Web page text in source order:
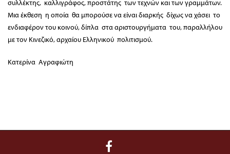
συλλέκτης, καλλιγράφος, προστάτης των τεχνών και των γραμμάτων.
Μια έκθεση η οποία θα μπορούσε να είναι διαρκής δίχως να χάσει το
ενδιαφέρον του κοινού, δίπλα στα αριστουργήματα του, παραλλήλου
με τον Κινεζικό, αρχαίου Ελληνικού πολιτισμού.
Κατερίνα Αγραφιώτη